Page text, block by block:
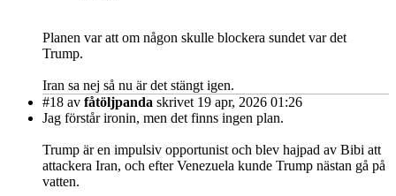
Planen var att om någon skulle blockera sundet var det
Trump.
Iran sa nej så nu är det stängt igen.
#18 av fåtöljpanda skrivet 19 apr, 2026 01:26
Jag förstår ironin, men det finns ingen plan.
Trump är en impulsiv opportunist och blev hajpad av Bibi att
attackera Iran, och efter Venezuela kunde Trump nästan gå på
vatten.